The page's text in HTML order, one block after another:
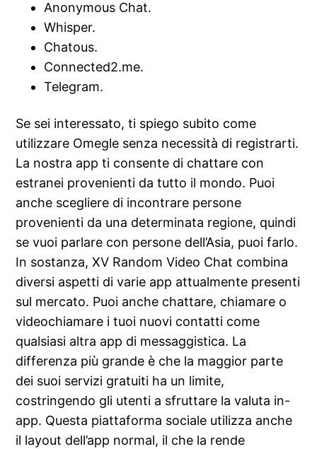
Anonymous Chat.
Whisper.
Chatous.
Connected2.me.
Telegram.
Se sei interessato, ti spiego subito come
utilizzare Omegle senza necessità di registrarti.
La nostra app ti consente di chattare con
estranei provenienti da tutto il mondo. Puoi
anche scegliere di incontrare persone
provenienti da una determinata regione, quindi
se vuoi parlare con persone dell’Asia, puoi farlo.
In sostanza, XV Random Video Chat combina
diversi aspetti di varie app attualmente presenti
sul mercato. Puoi anche chattare, chiamare o
videochiamare i tuoi nuovi contatti come
qualsiasi altra app di messaggistica. La
differenza più grande è che la maggior parte
dei suoi servizi gratuiti ha un limite,
costringendo gli utenti a sfruttare la valuta in-
app. Questa piattaforma sociale utilizza anche
il layout dell’app normal, il che la rende